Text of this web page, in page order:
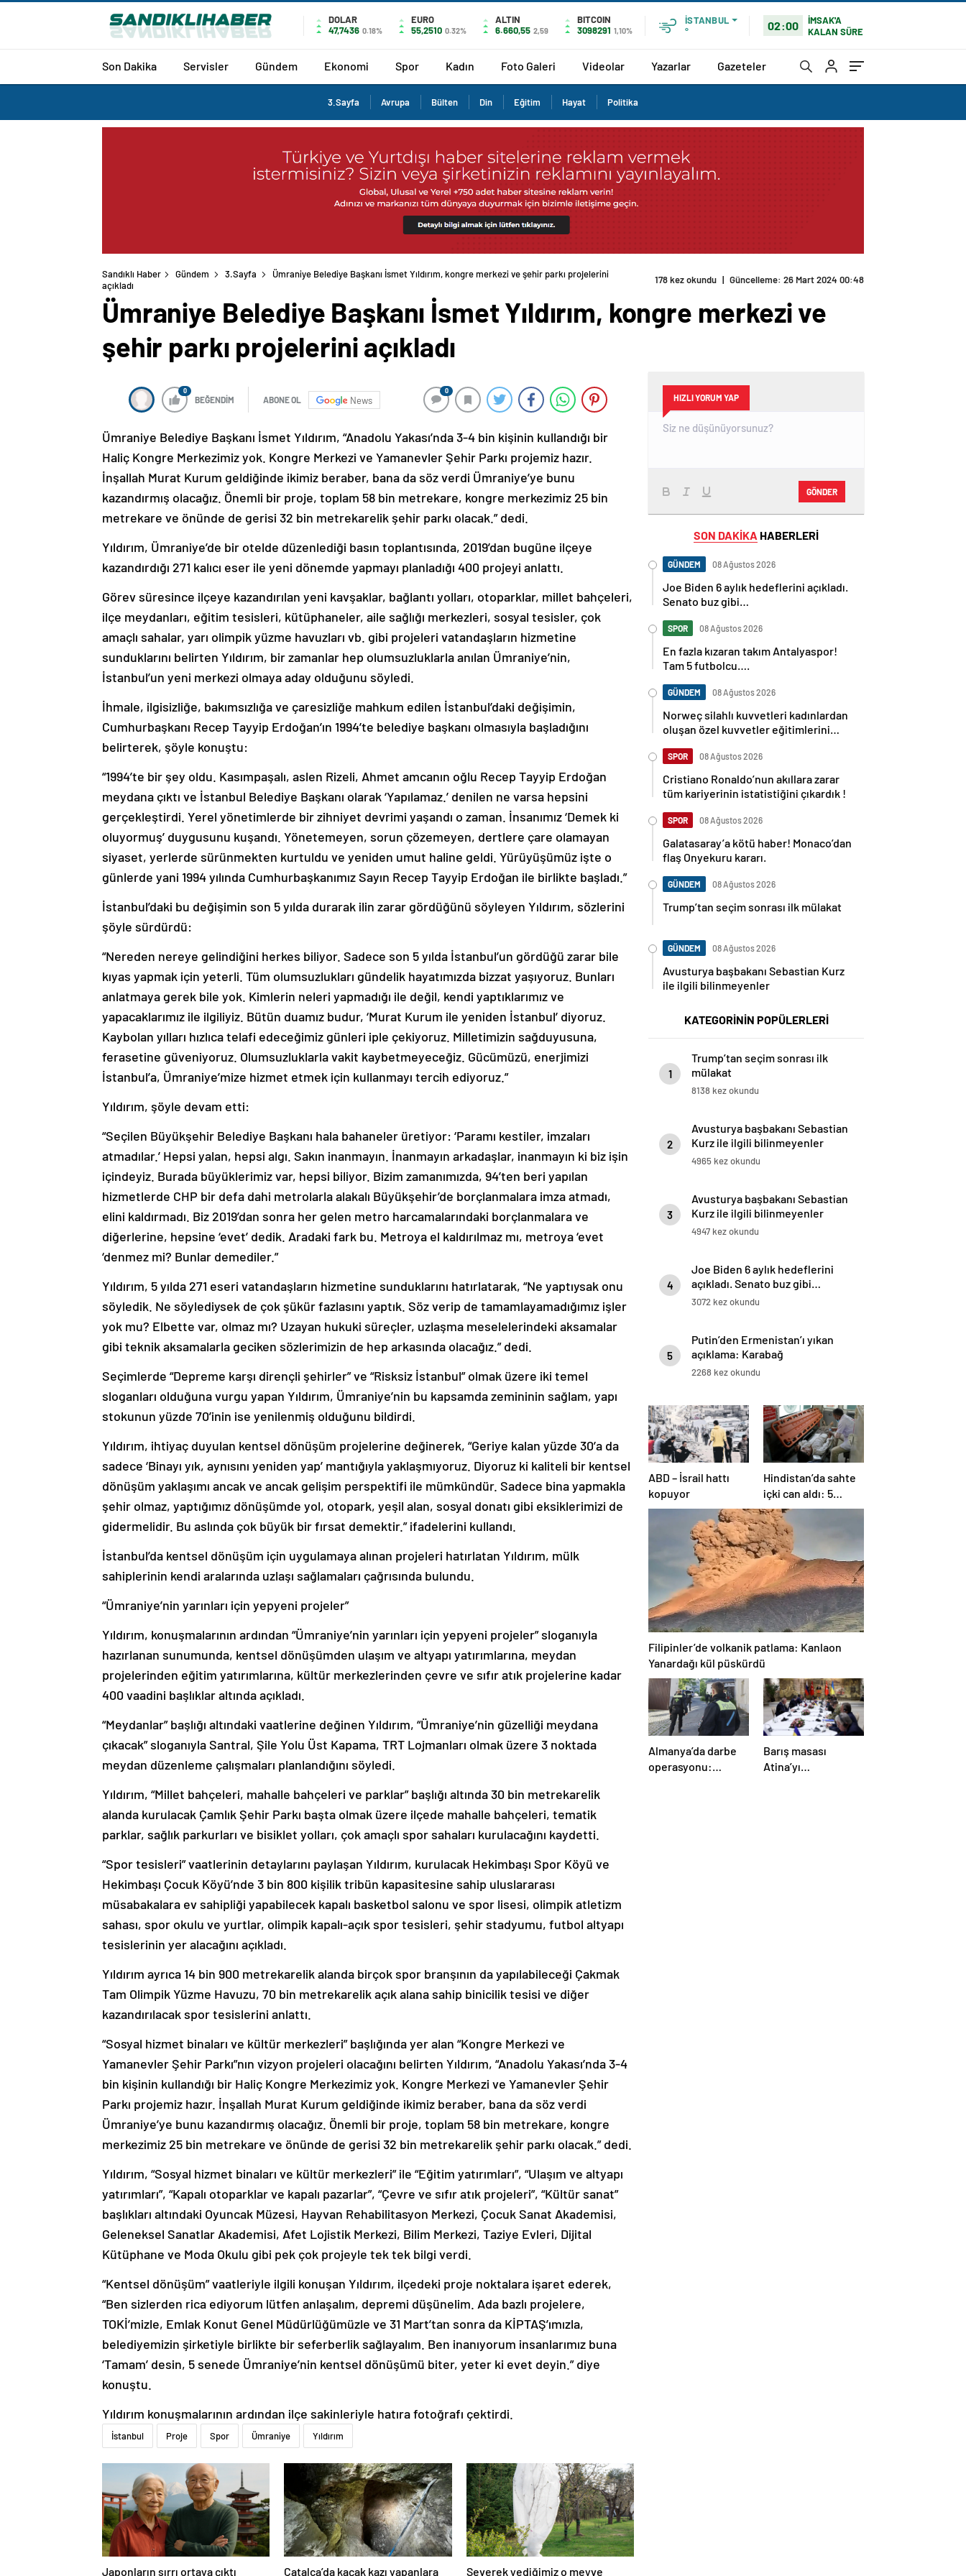
DOLAR
47,7436 0.18%
EURO
55,2510 0.32%
ALTIN
6.660,55 2,59
BITCOIN
3098291 1,10%
İSTANBUL
°
02:00
İMSAK'A
KALAN SÜRE
Son Dakika Servisler Gündem Ekonomi Spor Kadın Foto Galeri Videolar Yazarlar Gazeteler
3.Sayfa Avrupa Bülten Din Eğitim Hayat Politika
Sandıklı Haber Gündem 3.Sayfa
Ümraniye Belediye Başkanı İsmet Yıldırım, kongre merkezi ve şehir parkı projelerini
açıkladı
178 kez okundu | Güncelleme: 26 Mart 2024 00:48
Ümraniye Belediye Başkanı İsmet Yıldırım, kongre merkezi ve
şehir parkı projelerini açıkladı
0
BEĞENDİM ABONE OL News
0
Ümraniye Belediye Başkanı İsmet Yıldırım, “Anadolu Yakası’nda 3-4 bin kişinin kullandığı bir
Haliç Kongre Merkezimiz yok. Kongre Merkezi ve Yamanevler Şehir Parkı projemiz hazır.
İnşallah Murat Kurum geldiğinde ikimiz beraber, bana da söz verdi Ümraniye’ye bunu
kazandırmış olacağız. Önemli bir proje, toplam 58 bin metrekare, kongre merkezimiz 25 bin
metrekare ve önünde de gerisi 32 bin metrekarelik şehir parkı olacak.” dedi.
Yıldırım, Ümraniye’de bir otelde düzenlediği basın toplantısında, 2019’dan bugüne ilçeye
kazandırdığı 271 kalıcı eser ile yeni dönemde yapmayı planladığı 400 projeyi anlattı.
Görev süresince ilçeye kazandırılan yeni kavşaklar, bağlantı yolları, otoparklar, millet bahçeleri,
ilçe meydanları, eğitim tesisleri, kütüphaneler, aile sağlığı merkezleri, sosyal tesisler, çok
amaçlı sahalar, yarı olimpik yüzme havuzları vb. gibi projeleri vatandaşların hizmetine
sunduklarını belirten Yıldırım, bir zamanlar hep olumsuzluklarla anılan Ümraniye’nin,
İstanbul’un yeni merkezi olmaya aday olduğunu söyledi.
İhmale, ilgisizliğe, bakımsızlığa ve çaresizliğe mahkum edilen İstanbul’daki değişimin,
Cumhurbaşkanı Recep Tayyip Erdoğan’ın 1994’te belediye başkanı olmasıyla başladığını
belirterek, şöyle konuştu:
“1994’te bir şey oldu. Kasımpaşalı, aslen Rizeli, Ahmet amcanın oğlu Recep Tayyip Erdoğan
meydana çıktı ve İstanbul Belediye Başkanı olarak ‘Yapılamaz.’ denilen ne varsa hepsini
gerçekleştirdi. Yerel yönetimlerde bir zihniyet devrimi yaşandı o zaman. İnsanımız ‘Demek ki
oluyormuş’ duygusunu kuşandı. Yönetemeyen, sorun çözemeyen, dertlere çare olamayan
siyaset, yerlerde sürünmekten kurtuldu ve yeniden umut haline geldi. Yürüyüşümüz işte o
günlerde yani 1994 yılında Cumhurbaşkanımız Sayın Recep Tayyip Erdoğan ile birlikte başladı.”
İstanbul’daki bu değişimin son 5 yılda durarak ilin zarar gördüğünü söyleyen Yıldırım, sözlerini
şöyle sürdürdü:
“Nereden nereye gelindiğini herkes biliyor. Sadece son 5 yılda İstanbul’un gördüğü zarar bile
kıyas yapmak için yeterli. Tüm olumsuzlukları gündelik hayatımızda bizzat yaşıyoruz. Bunları
anlatmaya gerek bile yok. Kimlerin neleri yapmadığı ile değil, kendi yaptıklarımız ve
yapacaklarımız ile ilgiliyiz. Bütün duamız budur, ‘Murat Kurum ile yeniden İstanbul’ diyoruz.
Kaybolan yılları hızlıca telafi edeceğimiz günleri iple çekiyoruz. Milletimizin sağduyusuna,
ferasetine güveniyoruz. Olumsuzluklarla vakit kaybetmeyeceğiz. Gücümüzü, enerjimizi
İstanbul’a, Ümraniye’mize hizmet etmek için kullanmayı tercih ediyoruz.”
Yıldırım, şöyle devam etti:
“Seçilen Büyükşehir Belediye Başkanı hala bahaneler üretiyor: ‘Paramı kestiler, imzaları
atmadılar.’ Hepsi yalan, hepsi algı. Sakın inanmayın. İnanmayın arkadaşlar, inanmayın ki biz işin
içindeyiz. Burada büyüklerimiz var, hepsi biliyor. Bizim zamanımızda, 94’ten beri yapılan
hizmetlerde CHP bir defa dahi metrolarla alakalı Büyükşehir’de borçlanmalara imza atmadı,
elini kaldırmadı. Biz 2019’dan sonra her gelen metro harcamalarındaki borçlanmalara ve
diğerlerine, hepsine ‘evet’ dedik. Aradaki fark bu. Metroya el kaldırılmaz mı, metroya ‘evet
‘denmez mi? Bunlar demediler.”
Yıldırım, 5 yılda 271 eseri vatandaşların hizmetine sunduklarını hatırlatarak, “Ne yaptıysak onu
söyledik. Ne söylediysek de çok şükür fazlasını yaptık. Söz verip de tamamlayamadığımız işler
yok mu? Elbette var, olmaz mı? Uzayan hukuki süreçler, uzlaşma meselelerindeki aksamalar
gibi teknik aksamalarla geciken sözlerimizin de hep arkasında olacağız.” dedi.
Seçimlerde “Depreme karşı dirençli şehirler” ve “Risksiz İstanbul” olmak üzere iki temel
sloganları olduğuna vurgu yapan Yıldırım, Ümraniye’nin bu kapsamda zemininin sağlam, yapı
stokunun yüzde 70’inin ise yenilenmiş olduğunu bildirdi.
Yıldırım, ihtiyaç duyulan kentsel dönüşüm projelerine değinerek, “Geriye kalan yüzde 30’a da
sadece ‘Binayı yık, aynısını yeniden yap’ mantığıyla yaklaşmıyoruz. Diyoruz ki kaliteli bir kentsel
dönüşüm yaklaşımı ancak ve ancak gelişim perspektifi ile mümkündür. Sadece bina yapmakla
şehir olmaz, yaptığımız dönüşümde yol, otopark, yeşil alan, sosyal donatı gibi eksiklerimizi de
gidermelidir. Bu aslında çok büyük bir fırsat demektir.” ifadelerini kullandı.
İstanbul’da kentsel dönüşüm için uygulamaya alınan projeleri hatırlatan Yıldırım, mülk
sahiplerinin kendi aralarında uzlaşı sağlamaları çağrısında bulundu.
“Ümraniye’nin yarınları için yepyeni projeler”
Yıldırım, konuşmalarının ardından “Ümraniye’nin yarınları için yepyeni projeler” sloganıyla
hazırlanan sunumunda, kentsel dönüşümden ulaşım ve altyapı yatırımlarına, meydan
projelerinden eğitim yatırımlarına, kültür merkezlerinden çevre ve sıfır atık projelerine kadar
400 vaadini başlıklar altında açıkladı.
“Meydanlar” başlığı altındaki vaatlerine değinen Yıldırım, “Ümraniye’nin güzelliği meydana
çıkacak” sloganıyla Santral, Şile Yolu Üst Kapama, TRT Lojmanları olmak üzere 3 noktada
meydan düzenleme çalışmaları planlandığını söyledi.
Yıldırım, “Millet bahçeleri, mahalle bahçeleri ve parklar” başlığı altında 30 bin metrekarelik
alanda kurulacak Çamlık Şehir Parkı başta olmak üzere ilçede mahalle bahçeleri, tematik
parklar, sağlık parkurları ve bisiklet yolları, çok amaçlı spor sahaları kurulacağını kaydetti.
“Spor tesisleri” vaatlerinin detaylarını paylaşan Yıldırım, kurulacak Hekimbaşı Spor Köyü ve
Hekimbaşı Çocuk Köyü’nde 3 bin 800 kişilik tribün kapasitesine sahip uluslararası
müsabakalara ev sahipliği yapabilecek kapalı basketbol salonu ve spor lisesi, olimpik atletizm
sahası, spor okulu ve yurtlar, olimpik kapalı-açık spor tesisleri, şehir stadyumu, futbol altyapı
tesislerinin yer alacağını açıkladı.
Yıldırım ayrıca 14 bin 900 metrekarelik alanda birçok spor branşının da yapılabileceği Çakmak
Tam Olimpik Yüzme Havuzu, 70 bin metrekarelik açık alana sahip binicilik tesisi ve diğer
kazandırılacak spor tesislerini anlattı.
“Sosyal hizmet binaları ve kültür merkezleri” başlığında yer alan “Kongre Merkezi ve
Yamanevler Şehir Parkı”nın vizyon projeleri olacağını belirten Yıldırım, “Anadolu Yakası’nda 3-4
bin kişinin kullandığı bir Haliç Kongre Merkezimiz yok. Kongre Merkezi ve Yamanevler Şehir
Parkı projemiz hazır. İnşallah Murat Kurum geldiğinde ikimiz beraber, bana da söz verdi
Ümraniye’ye bunu kazandırmış olacağız. Önemli bir proje, toplam 58 bin metrekare, kongre
merkezimiz 25 bin metrekare ve önünde de gerisi 32 bin metrekarelik şehir parkı olacak.” dedi.
Yıldırım, “Sosyal hizmet binaları ve kültür merkezleri” ile “Eğitim yatırımları”, “Ulaşım ve altyapı
yatırımları”, “Kapalı otoparklar ve kapalı pazarlar”, “Çevre ve sıfır atık projeleri”, “Kültür sanat”
başlıkları altındaki Oyuncak Müzesi, Hayvan Rehabilitasyon Merkezi, Çocuk Sanat Akademisi,
Geleneksel Sanatlar Akademisi, Afet Lojistik Merkezi, Bilim Merkezi, Taziye Evleri, Dijital
Kütüphane ve Moda Okulu gibi pek çok projeyle tek tek bilgi verdi.
“Kentsel dönüşüm” vaatleriyle ilgili konuşan Yıldırım, ilçedeki proje noktalara işaret ederek,
“Ben sizlerden rica ediyorum lütfen anlaşalım, depremi düşünelim. Ada bazlı projelere,
TOKİ’mizle, Emlak Konut Genel Müdürlüğümüzle ve 31 Mart’tan sonra da KİPTAŞ’ımızla,
belediyemizin şirketiyle birlikte bir seferberlik sağlayalım. Ben inanıyorum insanlarımız buna
‘Tamam’ desin, 5 senede Ümraniye’nin kentsel dönüşümü biter, yeter ki evet deyin.” diye
konuştu.
Yıldırım konuşmalarının ardından ilçe sakinleriyle hatıra fotoğrafı çektirdi.
İstanbul Proje Spor Ümraniye Yıldırım
Japonların sırrı ortaya çıktı Çatalca’da kaçak kazı yapanlara Severek yediğimiz o meyve
HIZLI YORUM YAP
GÖNDER
SON DAKİKA HABERLERİ
GÜNDEM 08 Ağustos 2026
Joe Biden 6 aylık hedeflerini açıkladı.
Senato buz gibi…
SPOR 08 Ağustos 2026
En fazla kızaran takım Antalyaspor!
Tam 5 futbolcu….
GÜNDEM 08 Ağustos 2026
Norweç silahlı kuvvetleri kadınlardan
oluşan özel kuvvetler eğitimlerini
SPOR 08 Ağustos 2026
Cristiano Ronaldo’nun akıllara zarar
tüm kariyerinin istatistiğini çıkardık !
SPOR 08 Ağustos 2026
Galatasaray’a kötü haber! Monaco’dan
flaş Onyekuru kararı.
GÜNDEM 08 Ağustos 2026
Trump’tan seçim sonrası ilk mülakat
GÜNDEM 08 Ağustos 2026
Avusturya başbakanı Sebastian Kurz
ile ilgili bilinmeyenler
KATEGORİNİN POPÜLERLERİ
1
Trump’tan seçim sonrası ilk
mülakat
8138 kez okundu
2
Avusturya başbakanı Sebastian
Kurz ile ilgili bilinmeyenler
4965 kez okundu
3
Avusturya başbakanı Sebastian
Kurz ile ilgili bilinmeyenler
4947 kez okundu
4
Joe Biden 6 aylık hedeflerini
açıkladı. Senato buz gibi…
3072 kez okundu
5
Putin’den Ermenistan’ı yıkan
açıklama: Karabağ
Azerbaycan’ın ayrılmaz bir
2268 kez okundu
ABD – İsrail hattı
kopuyor
Hindistan’da sahte
içki can aldı: 5
köyde alarm verildi
Filipinler’de volkanik patlama: Kanlaon
Yanardağı kül püskürdü
Almanya’da darbe
operasyonu:
Barış masası
Atina’yı